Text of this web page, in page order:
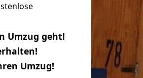
Umzug geht!
Umzug!